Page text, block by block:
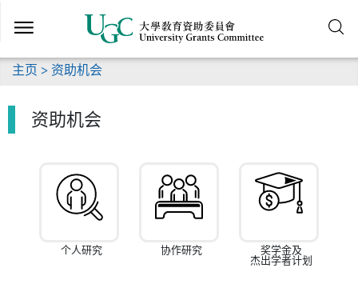
到
要
主页 > 资助机会
资助机会
个人研究 协作研究
奖学金及
杰出学者计划